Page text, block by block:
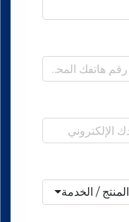
المنتج / الخدمة